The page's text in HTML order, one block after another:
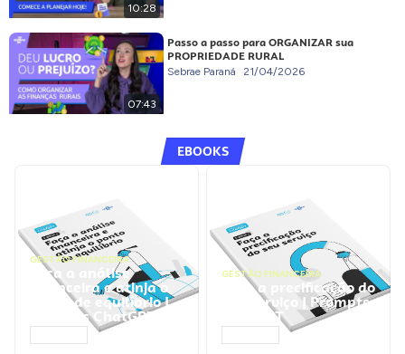
10:28
07:43
Passo a passo para ORGANIZAR sua
PROPRIEDADE RURAL
Sebrae Paraná 21/04/2026
EBOOKS
GESTÃO FINANCEIRA
Faça a análise
financeira e atinja o
ponto de equilíbrio |
Prompts ChatGPT
GESTÃO FINANCEIRA
Faça a precificação do
seu serviço | Prompts
ChatGPT